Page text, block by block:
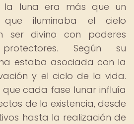
la luna era más que un
que iluminaba el cielo
ser divino con poderes
Según su
estaba asociada con la
y el ciclo de la vida.
que cada fase lunar influía
de la existencia, desde
hasta la realización de